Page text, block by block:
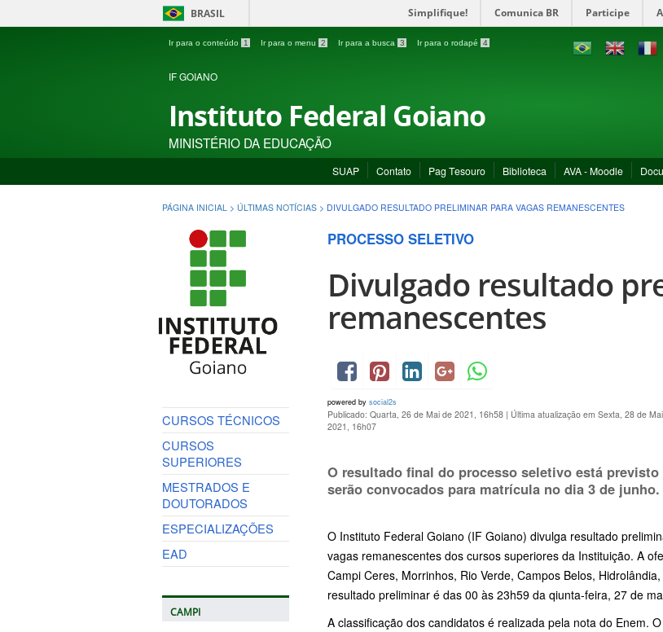
BRASIL Simplifique! Comunica BR Participe
Ir para o conteúdo 1 Ir para o menu 2 Ir para a busca 3 Ir para o rodapé 4
IF GOIANO
Instituto Federal Goiano
MINISTÉRIO DA EDUCAÇÃO
SUAP Contato Pag Tesouro Biblioteca AVA - Moodle
PÁGINA INICIAL > ÚLTIMAS NOTÍCIAS > DIVULGADO RESULTADO PRELIMINAR PARA VAGAS REMANESCENTES
CURSOS TÉCNICOS
CURSOS
SUPERIORES
MESTRADOS E
DOUTORADOS
ESPECIALIZAÇÕES
EAD
CAMPI
PROCESSO SELETIVO
Divulgado resultado
remanescentes
powered by social2s
Publicado: Quarta, 26 de Mai de 2021, 16h58 | Última atualização em Sexta, 28 de
2021, 16h07
O resultado final do processo seletivo está
serão convocados para matrícula no dia 3 de junho.
O Instituto Federal Goiano (IF Goiano) divulga resultado
vagas remanescentes dos cursos superiores da Instituição. A
Campi Ceres, Morrinhos, Rio Verde, Campos Belos,
resultado preliminar é das 00 às 23h59 da qiunta-feira, 27 de
A classificação dos candidatos é realizada pela nota do Enem.